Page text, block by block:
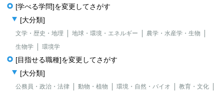
[学べる学問]を変更してさがす
[大分類]
文学・歴史・地理 地球・環境・エネルギー
農学・水産学・生物
生物学
環境学
[目指せる職種]を変更してさがす
[大分類]
公務員・政治・法律 動物・植物 環境・自然・バイオ
教育・文化